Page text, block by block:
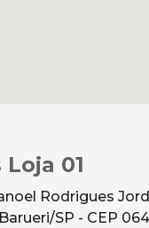
01
Rodrigues
SP - CEP